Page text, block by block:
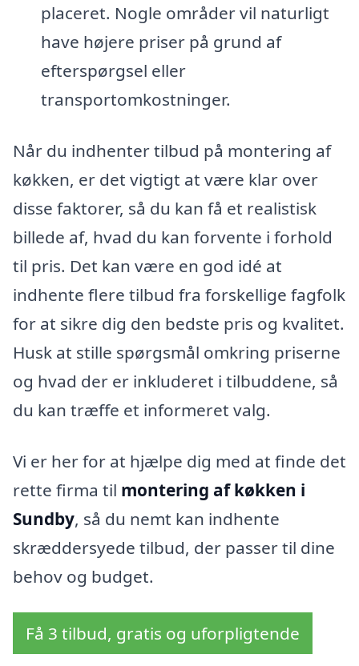
placeret. Nogle områder vil naturligt
have højere priser på grund af
efterspørgsel eller
transportomkostninger.
Når du indhenter tilbud på montering af
køkken, er det vigtigt at være klar over
disse faktorer, så du kan få et realistisk
billede af, hvad du kan forvente i forhold
til pris. Det kan være en god idé at
indhente flere tilbud fra forskellige fagfolk
for at sikre dig den bedste pris og kvalitet.
Husk at stille spørgsmål omkring priserne
og hvad der er inkluderet i tilbuddene, så
du kan træffe et informeret valg.
Vi er her for at hjælpe dig med at finde det
rette firma til montering af køkken i
Sundby, så du nemt kan indhente
skræddersyede tilbud, der passer til dine
behov og budget.
Få 3 tilbud, gratis og uforpligtende